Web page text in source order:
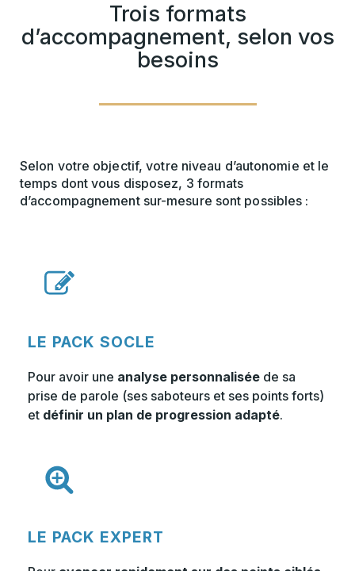
Trois formats
d’accompagnement, selon vos
besoins
Selon votre objectif, votre niveau d’autonomie et le
temps dont vous disposez, 3 formats
d’accompagnement sur-mesure sont possibles :
LE PACK SOCLE
Pour avoir une analyse personnalisée de sa
prise de parole (ses saboteurs et ses points forts)
et définir un plan de progression adapté.
LE PACK EXPERT